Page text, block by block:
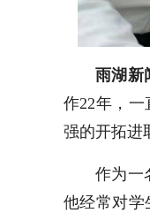
雨湖新
作22年，
强的开拓进
作为一
他经常对学